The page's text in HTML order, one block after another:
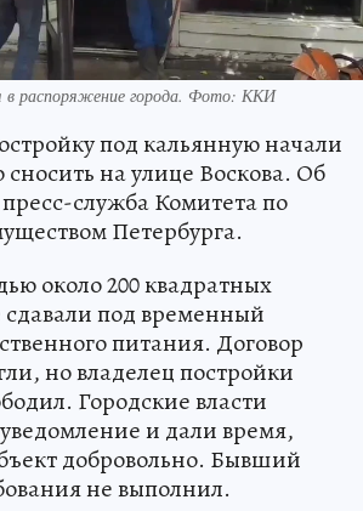
в распоряжение города. Фото: ККИ
под кальянную начали
на улице Воскова. Об
служба Комитета по
Петербурга.
около 200 квадратных
под временный
питания. Договор
но владелец постройки
Городские власти
и дали время,
добровольно. Бывший
не выполнил.